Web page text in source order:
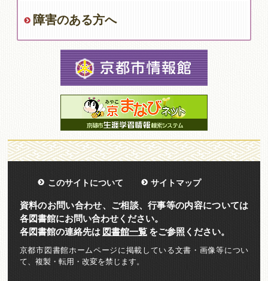
障害のある方へ
このサイトについて サイトマップ
資料のお問い合わせ、ご相談、行事等の内容については
各図書館にお問い合わせください。
各図書館の連絡先は 図書館一覧をご参照ください。
京都市図書館ホームページに掲載している文書・画像等につい
て、複製・転用・改変を禁じます。